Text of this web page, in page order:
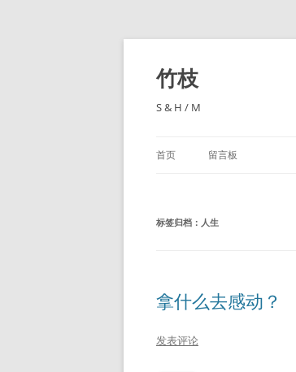
跳
正
文
竹枝
S & H / M
首页 留言板
标签归档： 人生
拿什么去感动？
发表评论